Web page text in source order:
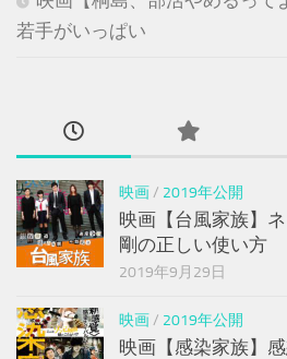
若手がいっぱい
映画/ 2019年公開
映画【台風家族】
剛の正しい使い方
2019年9月29日
映画/ 2019年公開
映画【感染家族】